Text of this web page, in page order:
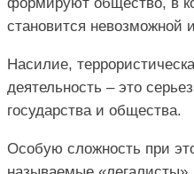
становится невозможной
Насилие,
деятельность – это
государства и общества.
Особую сложность при